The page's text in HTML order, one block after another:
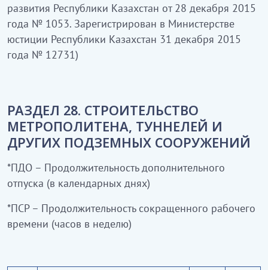
развития Республики Казахстан от 28 декабря 2015
года № 1053. Зарегистрирован в Министерстве
юстиции Республики Казахстан 31 декабря 2015
года № 12731)
РАЗДЕЛ 28. СТРОИТЕЛЬСТВО
МЕТРОПОЛИТЕНА, ТУННЕЛЕЙ И
ДРУГИХ ПОДЗЕМНЫХ СООРУЖЕНИЙ
*ПДО – Продолжительность дополнительного
отпуска (в календарных днях)
*ПСР – Продолжительность сокращенного рабочего
времени (часов в неделю)